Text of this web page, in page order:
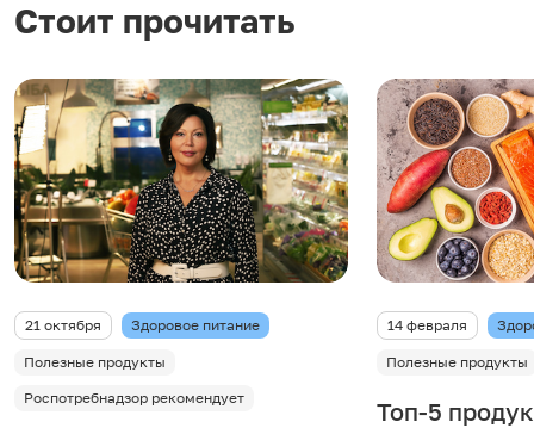
Стоит прочитать
21 октября Здоровое питание
Полезные продукты
Роспотребнадзор рекомендует
14 февраля
Полезные продукты
Топ-5